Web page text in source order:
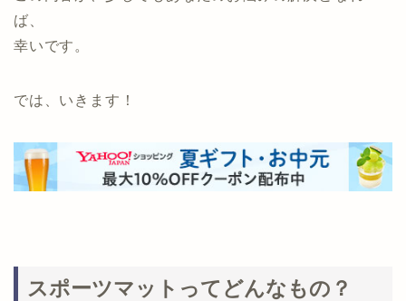
ば、
幸いです。
では、いきます！
スポーツマットってどんなもの？